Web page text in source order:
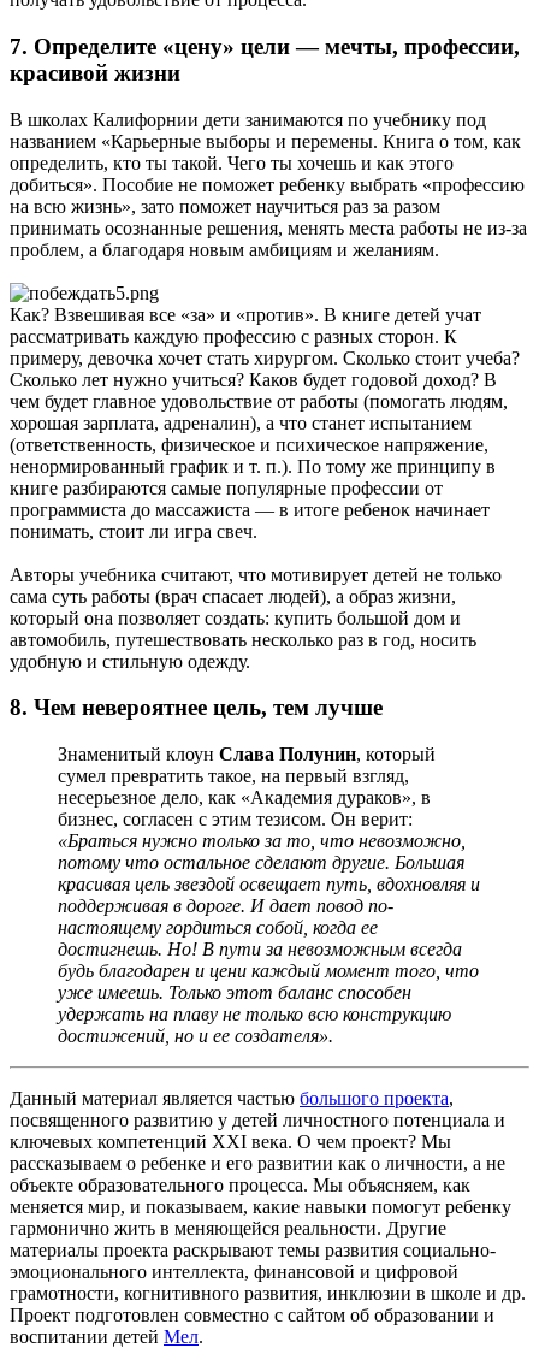
7. Определите «цену» цели — мечты, профессии,
красивой жизни
В школах Калифорнии дети занимаются по учебнику под
названием «Карьерные выборы и перемены. Книга о том, как
определить, кто ты такой. Чего ты хочешь и как этого
добиться». Пособие не поможет ребенку выбрать «профессию
на всю жизнь», зато поможет научиться раз за разом
принимать осознанные решения, менять места работы не из-за
проблем, а благодаря новым амбициям и желаниям.
Как? Взвешивая все «за» и «против». В книге детей учат
рассматривать каждую профессию с разных сторон. К
примеру, девочка хочет стать хирургом. Сколько стоит учеба?
Сколько лет нужно учиться? Каков будет годовой доход? В
чем будет главное удовольствие от работы (помогать людям,
хорошая зарплата, адреналин), а что станет испытанием
(ответственность, физическое и психическое напряжение,
ненормированный график и т. п.). По тому же принципу в
книге разбираются самые популярные профессии от
программиста до массажиста — в итоге ребенок начинает
понимать, стоит ли игра свеч.
Авторы учебника считают, что мотивирует детей не только
сама суть работы (врач спасает людей), а образ жизни,
который она позволяет создать: купить большой дом и
автомобиль, путешествовать несколько раз в год, носить
удобную и стильную одежду.
8. Чем невероятнее цель, тем лучше
Знаменитый клоун Слава Полунин, который
сумел превратить такое, на первый взгляд,
несерьезное дело, как «Академия дураков», в
бизнес, согласен с этим тезисом. Он верит:
«Браться нужно только за то, что невозможно,
потому что остальное сделают другие. Большая
красивая цель звездой освещает путь, вдохновляя и
поддерживая в дороге. И дает повод по-
настоящему гордиться собой, когда ее
достигнешь. Но! В пути за невозможным всегда
будь благодарен и цени каждый момент того, что
уже имеешь. Только этот баланс способен
удержать на плаву не только всю конструкцию
достижений, но и ее создателя».
Данный материал является частью большого проекта,
посвященного развитию у детей личностного потенциала и
ключевых компетенций XXI века. О чем проект? Мы
рассказываем о ребенке и его развитии как о личности, а не
объекте образовательного процесса. Мы объясняем, как
меняется мир, и показываем, какие навыки помогут ребенку
гармонично жить в меняющейся реальности. Другие
материалы проекта раскрывают темы развития социально-
эмоционального интеллекта, финансовой и цифровой
грамотности, когнитивного развития, инклюзии в школе и др.
Проект подготовлен совместно с сайтом об образовании и
воспитании детей Мел.